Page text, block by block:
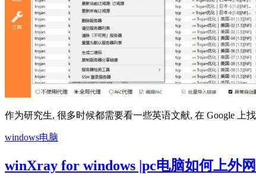
作为研究生, 很多时候都需要看一些英语文献, 在 Google
windows电脑
winXray for windows |pc电脑如何上外网